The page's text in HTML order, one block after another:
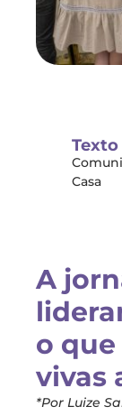
Casa
A
o
vivas
*Por Luize